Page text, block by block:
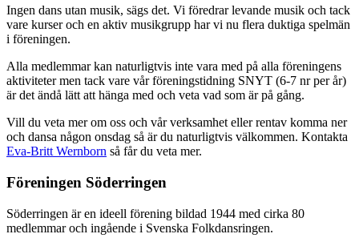
Ingen dans utan musik, sägs det. Vi föredrar levande musik och tack
vare kurser och en aktiv musikgrupp har vi nu flera duktiga spelmän
i föreningen.
Alla medlemmar kan naturligtvis inte vara med på alla föreningens
aktiviteter men tack vare vår föreningstidning SNYT (6-7 nr per år)
är det ändå lätt att hänga med och veta vad som är på gång.
Vill du veta mer om oss och vår verksamhet eller rentav komma ner
och dansa någon onsdag så är du naturligtvis välkommen. Kontakta
Eva-Britt Wernborn så får du veta mer.
Föreningen Söderringen
Söderringen är en ideell förening bildad 1944 med cirka 80
medlemmar och ingående i Svenska Folkdansringen.